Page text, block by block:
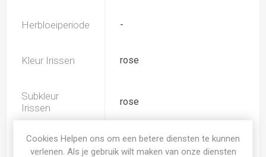
Herbloeiperiode -
Kleur Irissen rose
Subkleur
Irissen
rose
Iris type IB
Cookies Helpen ons om een betere diensten te kunnen
verlenen. Als je gebruik wilt maken van onze diensten